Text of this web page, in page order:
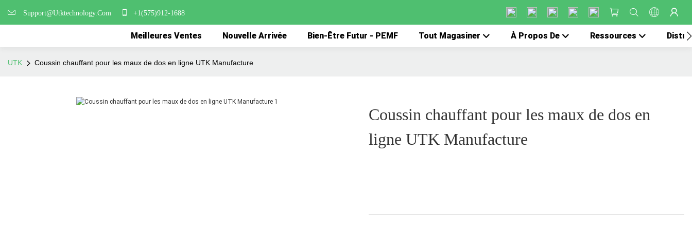
Support@Utktechnology.Com +1(575)912-1688
Meilleures Ventes Nouvelle Arrivée Bien-Être Futur - PEMF Tout Magasiner À Propos De Ressources
UTK Coussin chauffant pour les maux de dos en ligne UTK Manufacture
Coussin chauffant pour les maux de dos en
ligne UTK Manufacture